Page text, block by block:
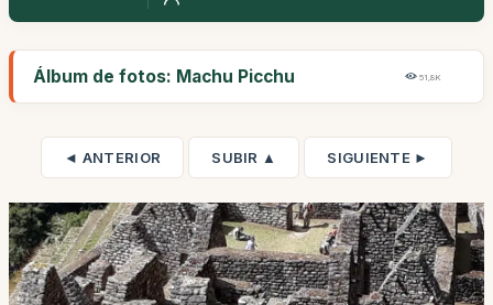
Álbum de fotos: Machu Picchu 51,8K
◄ ANTERIOR SUBIR ▲ SIGUIENTE ►